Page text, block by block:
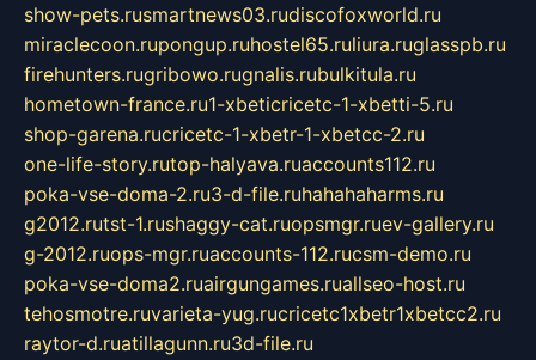
show-pets.rusmartnews03.rudiscofoxworld.ru
miraclecoon.rupongup.ruhostel65.ruliura.ruglasspb.ru
firehunters.rugribowo.rugnalis.rubulkitula.ru
hometown-france.ru1-xbeticricetc-1-xbetti-5.ru
shop-garena.rucricetc-1-xbetr-1-xbetcc-2.ru
one-life-story.rutop-halyava.ruaccounts112.ru
poka-vse-doma-2.ru3-d-file.ruhahahaharms.ru
g2012.rutst-1.rushaggy-cat.ruopsmgr.ruev-gallery.ru
g-2012.ruops-mgr.ruaccounts-112.rucsm-demo.ru
poka-vse-doma2.ruairgungames.ruallseo-host.ru
tehosmotre.ruvarieta-yug.rucricetc1xbetr1xbetcc2.ru
raytor-d.ruatillagunn.ru3d-file.ru